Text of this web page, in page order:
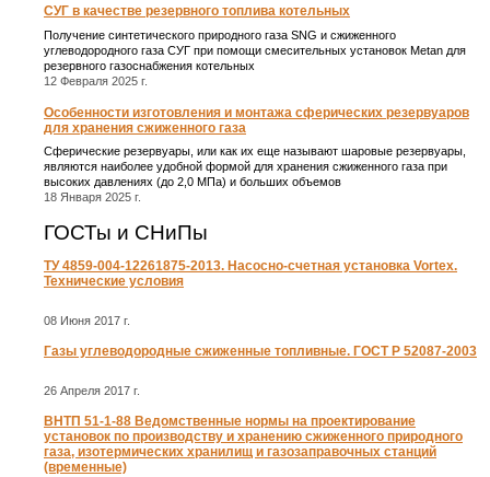
СУГ в качестве резервного топлива котельных
Получение синтетического природного газа SNG и сжиженного
углеводородного газа СУГ при помощи смесительных установок Metan для
резервного газоснабжения котельных
12 Февраля 2025 г.
Особенности изготовления и монтажа сферических резервуаров
для хранения сжиженного газа
Сферические резервуары, или как их еще называют шаровые резервуары,
являются наиболее удобной формой для хранения сжиженного газа при
высоких давлениях (до 2,0 МПа) и больших объемов
18 Января 2025 г.
ГОСТы и СНиПы
ТУ 4859-004-12261875-2013. Насосно-счетная установка Vortex.
Технические условия
08 Июня 2017 г.
Газы углеводородные сжиженные топливные. ГОСТ Р 52087-2003
26 Апреля 2017 г.
ВНТП 51-1-88 Ведомственные нормы на проектирование
установок по производству и хранению сжиженного природного
газа, изотермических хранилищ и газозаправочных станций
(временные)